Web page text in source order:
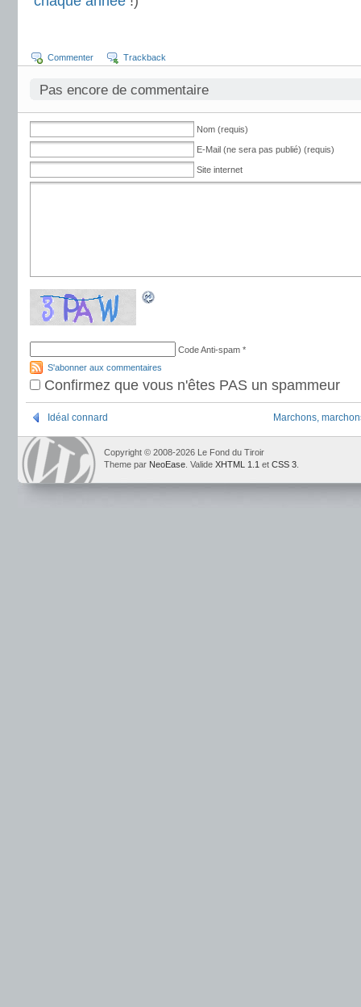
Commenter Trackback
Pas encore de commentaire
Nom (requis)
E-Mail (ne sera pas publié) (requis)
Site internet
Code Anti-spam *
S'abonner aux commentaires
Confirmez que vous n'êtes PAS un spammeur
Idéal connard Marchons,
Copyright © 2008-2026 Le Fond du Tiroir
Theme par NeoEase . Valide XHTML 1.1 et CSS 3